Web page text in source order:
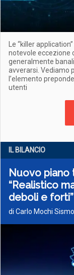
Le “killer
notevole eccezione
generalmente
avverarsi. Vediamo
l’elemento
utenti
IL BILANCIO
Nuovo piano
“Realistico
deboli e forti”
di Carlo Mochi